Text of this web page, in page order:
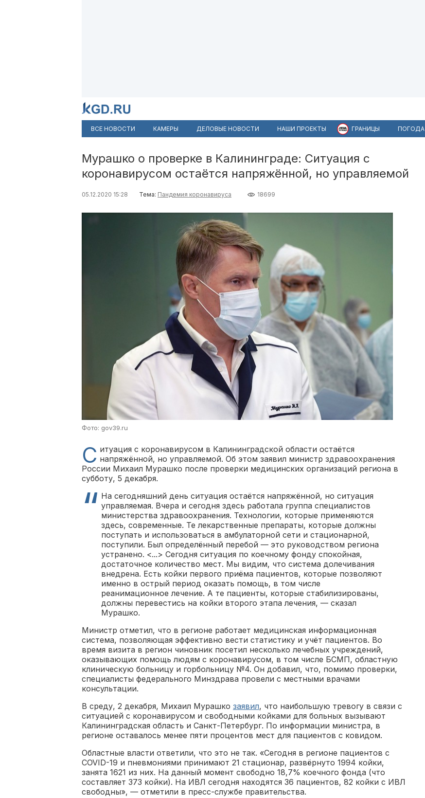
ВСЕ НОВОСТИ КАМЕРЫ ДЕЛОВЫЕ НОВОСТИ НАШИ ПРОЕКТЫ ГРАНИЦЫ ПОГОДА
Мурашко о проверке в Калининграде: Ситуация с
коронавирусом остаётся напряжённой, но управляемой
05.12.2020 15:28 Тема: Пандемия коронавируса 18699
Фото: gov39.ru
С итуация с коронавирусом в Калининградской области остаётся
напряжённой, но управляемой. Об этом заявил министр здравоохранения
России Михаил Мурашко после проверки медицинских организаций региона в
субботу, 5 декабря.
На сегодняшний день ситуация остаётся напряжённой, но ситуация
управляемая. Вчера и сегодня здесь работала группа специалистов
министерства здравоохранения. Технологии, которые применяются
здесь, современные. Те лекарственные препараты, которые должны
поступать и использоваться в амбулаторной сети и стационарной,
поступили. Был определённый перебой — это руководством региона
устранено. <...> Сегодня ситуация по коечному фонду спокойная,
достаточное количество мест. Мы видим, что система долечивания
внедрена. Есть койки первого приёма пациентов, которые позволяют
именно в острый период оказать помощь, в том числе
реанимационное лечение. А те пациенты, которые стабилизированы,
должны перевестись на койки второго этапа лечения, — сказал
Мурашко.
Министр отметил, что в регионе работает медицинская информационная
система, позволяющая эффективно вести статистику и учёт пациентов. Во
время визита в регион чиновник посетил несколько лечебных учреждений,
оказывающих помощь людям с коронавирусом, в том числе БСМП, областную
клиническую больницу и горбольницу №4. Он добавил, что, помимо проверки,
специалисты федерального Минздрава провели с местными врачами
консультации.
В среду, 2 декабря, Михаил Мурашко заявил, что наибольшую тревогу в связи с
ситуацией с коронавирусом и свободными койками для больных вызывают
Калининградская область и Санкт-Петербург. По информации министра, в
регионе оставалось менее пяти процентов мест для пациентов с ковидом.
Областные власти ответили, что это не так. «Сегодня в регионе пациентов с
COVID-19 и пневмониями принимают 21 стационар, развёрнуто 1994 койки,
занята 1621 из них. На данный момент свободно 18,7% коечного фонда (что
составляет 373 койки). На ИВЛ сегодня находятся 36 пациентов, 82 койки с ИВЛ
свободны», — отметили в пресс-службе правительства.